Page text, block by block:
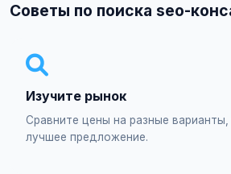
Советы по поиска seo-
Изучите рынок
Сравните цены на разные
лучшее предложение.